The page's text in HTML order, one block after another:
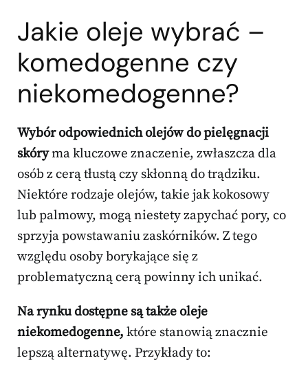
Jakie oleje wybrać –
komedogenne czy
niekomedogenne?
Wybór odpowiednich olejów do pielęgnacji
skóryma kluczowe znaczenie, zwłaszcza dla
osób z cerą tłustą czy skłonną do trądziku.
Niektóre rodzaje olejów, takie jak kokosowy
lub palmowy, mogą niestety zapychać pory, co
sprzyja powstawaniu zaskórników. Z tego
względu osoby borykające się z
problematyczną cerą powinny ich unikać.
Na rynku dostępne są także oleje
niekomedogenne, które stanowią znacznie
lepszą alternatywę. Przykłady to: